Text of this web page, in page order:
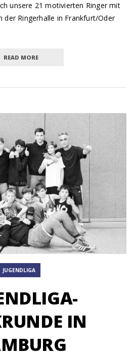
unsere 21 motivierten Ringer mit
der Ringerhalle in Frankfurt/Oder
READ MORE
JUGENDLIGA
IN